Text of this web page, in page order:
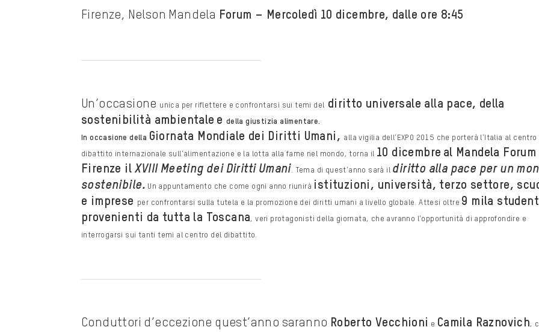
Firenze, Nelson Mandela Forum – Mercoledì 10 dicembre, dalle ore 8:45
Un’occasione unica per riflettere e confrontarsi sui temi del diritto universale alla pace, della
sostenibilità ambientale e della giustizia alimentare.
In occasione della Giornata Mondiale dei Diritti Umani, alla vigilia dell’EXPO 2015 che porterà l’Italia al centro
dibattito internazionale sull’alimentazione e la lotta alla fame nel mondo, torna il 10 dicembre al Mandela Forum
Firenze ilXVIII Meeting dei Diritti Umani. Tema di quest’anno sarà il diritto alla pace per un
sostenibile. Un appuntamento che come ogni anno riunirà istituzioni, università, terzo settore,
e imprese
per confrontarsi sulla tutela e la promozione dei diritti umani a livello globale.Attesi oltre 9 mila
provenienti da tutta la Toscana,veri protagonisti della giornata, che avranno l’opportunità di approfondire e
interrogarsi sui tanti temi al centro del dibattito.
Conduttori d’eccezione quest’anno saranno Roberto Vecchioni e Camila Raznovich,